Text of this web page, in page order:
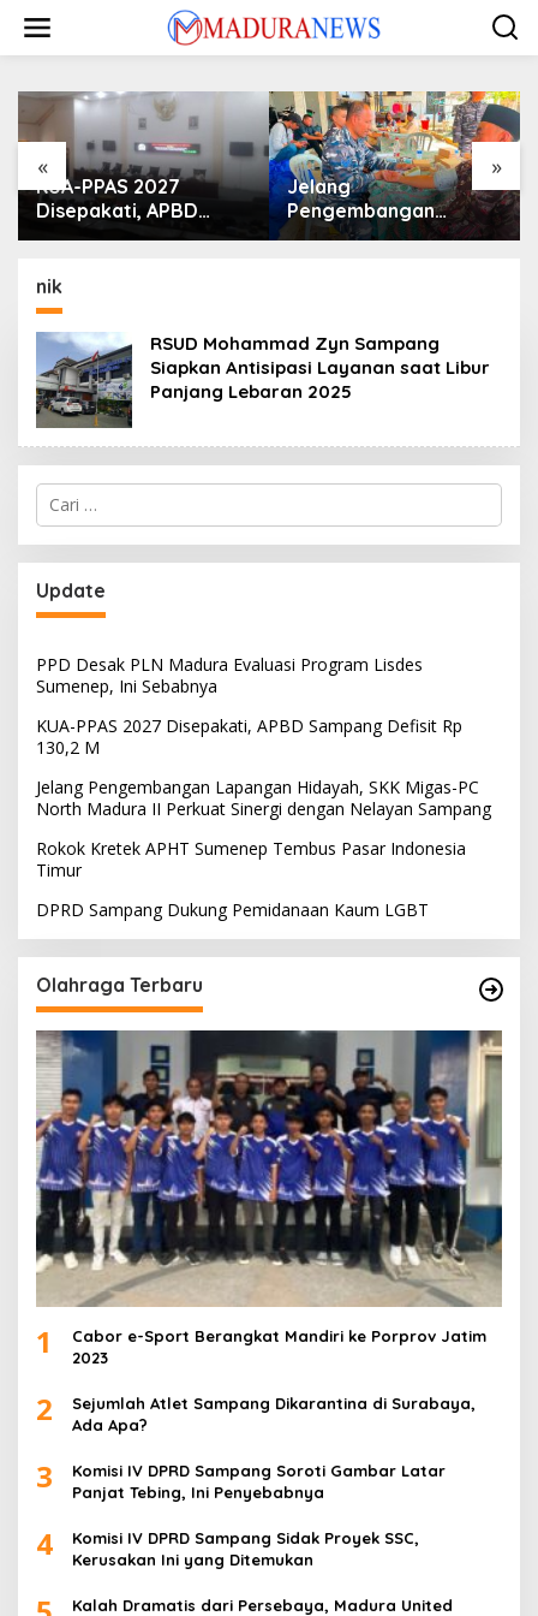
konten
« »
KUA-PPAS 2027
Disepakati, APBD
Sampang Defisit Rp
Jelang
Pengembangan
Lapangan Hidayah,
Nelayan Sampang
nik
RSUD Mohammad Zyn Sampang
Siapkan Antisipasi Layanan saat Libur
Panjang Lebaran 2025
Cari
untuk:
Update
PPD Desak PLN Madura Evaluasi Program Lisdes
Sumenep, Ini Sebabnya
KUA-PPAS 2027 Disepakati, APBD Sampang Defisit Rp
130,2 M
Jelang Pengembangan Lapangan Hidayah, SKK Migas-PC
North Madura II Perkuat Sinergi dengan Nelayan Sampang
Rokok Kretek APHT Sumenep Tembus Pasar Indonesia
Timur
DPRD Sampang Dukung Pemidanaan Kaum LGBT
Olahraga Terbaru
1
Cabor e-Sport Berangkat Mandiri ke Porprov Jatim
2023
2
Sejumlah Atlet Sampang Dikarantina di Surabaya,
Ada Apa?
3
Komisi IV DPRD Sampang Soroti Gambar Latar
Panjat Tebing, Ini Penyebabnya
4
Komisi IV DPRD Sampang Sidak Proyek SSC,
Kerusakan Ini yang Ditemukan
Kalah Dramatis dari Persebaya, Madura United